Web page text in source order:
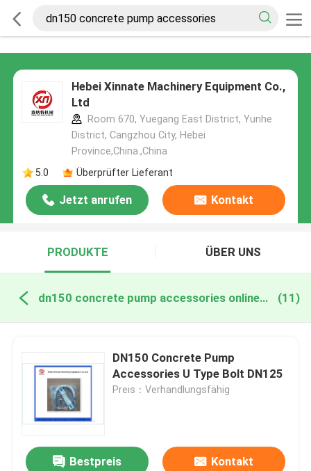
Hebei Xinnate Machinery Equipment Co.,
Ltd
Room 670, Yuegang East District, Yunhe
District, Cangzhou City, Hebei
Province,China.,China
5.0
Überprüfter Lieferant
Jetzt anrufen Kontakt
PRODUKTE ÜBER UNS
dn150 concrete pump accessories online manufacture (11)
DN150 Concrete Pump
Accessories U Type Bolt DN125
Preis：Verhandlungsfähig
Bestpreis Kontakt